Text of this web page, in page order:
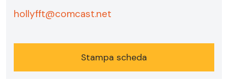
hollyfft@comcast.net
Stampa scheda